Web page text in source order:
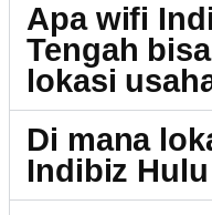
Apa wifi
Tengah
lokasi
Di mana
Indibiz